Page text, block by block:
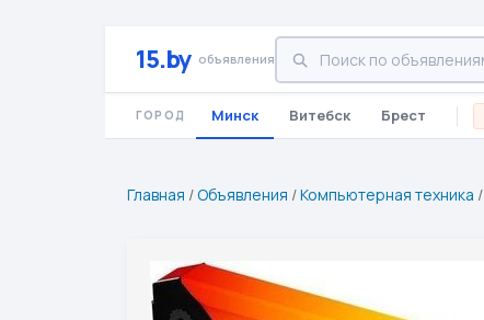
15.by объявления
ГОРОД Минск Витебск Брест
Главная /Объявления /Компьютерная техника /